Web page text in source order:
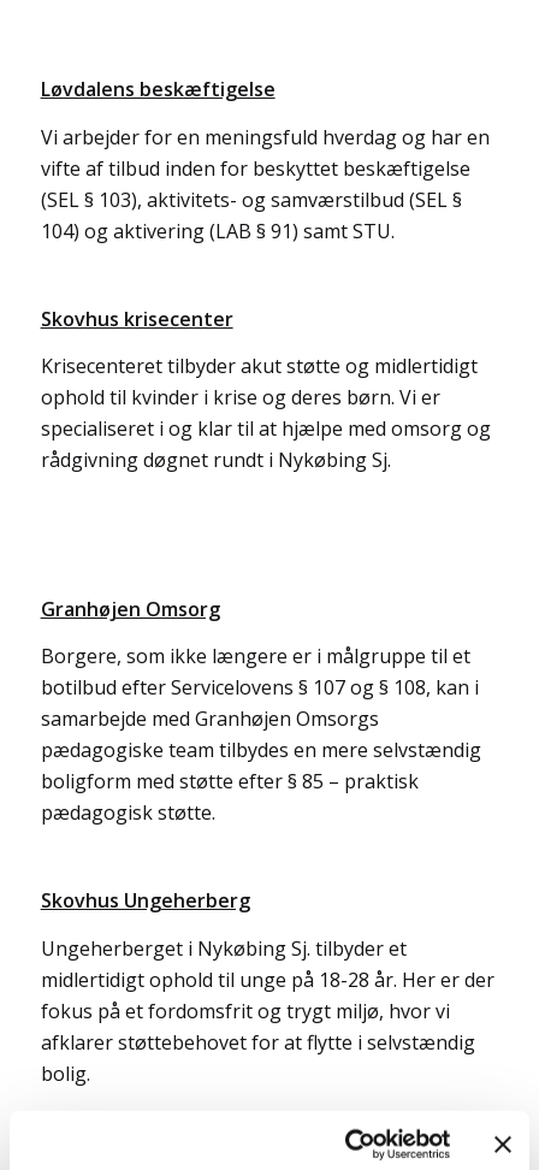
Løvdalens beskæftigelse
Vi arbejder for en meningsfuld hverdag og har en
vifte af tilbud inden for beskyttet beskæftigelse
(SEL § 103), aktivitets- og samværstilbud (SEL §
104) og aktivering (LAB § 91) samt STU.
Skovhus krisecenter
Krisecenteret tilbyder akut støtte og midlertidigt
ophold til kvinder i krise og deres børn. Vi er
specialiseret i og klar til at hjælpe med omsorg og
rådgivning døgnet rundt i Nykøbing Sj.
Granhøjen Omsorg
Borgere, som ikke længere er i målgruppe til et
botilbud efter Servicelovens § 107 og § 108, kan i
samarbejde med Granhøjen Omsorgs
pædagogiske team tilbydes en mere selvstændig
boligform med støtte efter § 85 – praktisk
pædagogisk støtte.
Skovhus Ungeherberg
Ungeherberget i Nykøbing Sj. tilbyder et
midlertidigt ophold til unge på 18-28 år. Her er der
fokus på et fordomsfrit og trygt miljø, hvor vi
afklarer støttebehovet for at flytte i selvstændig
bolig.